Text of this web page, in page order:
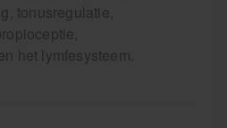
tonusregulatie,
het lymfesysteem.